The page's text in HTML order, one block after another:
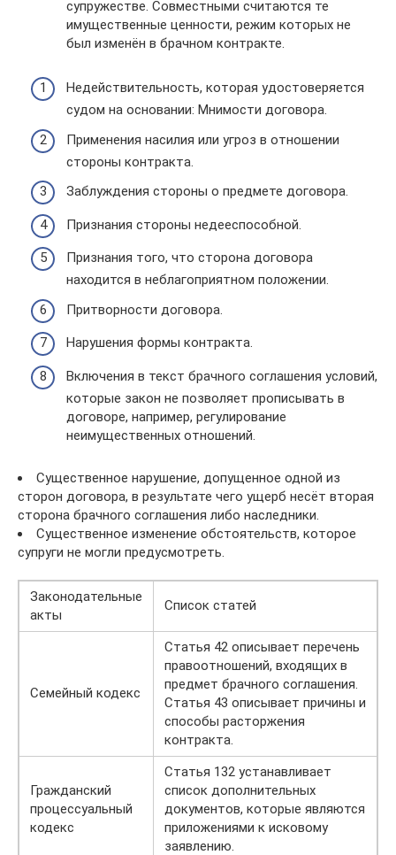
супружестве. Совместными считаются те
имущественные ценности, режим которых не
был изменён в брачном контракте.
Недействительность, которая удостоверяется
судом на основании: Мнимости договора.
Применения насилия или угроз в отношении
стороны контракта.
Заблуждения стороны о предмете договора.
Признания стороны недееспособной.
Признания того, что сторона договора
находится в неблагоприятном положении.
Притворности договора.
Нарушения формы контракта.
Включения в текст брачного соглашения условий,
которые закон не позволяет прописывать в
договоре, например, регулирование
неимущественных отношений.
Существенное нарушение, допущенное одной из
сторон договора, в результате чего ущерб несёт вторая
сторона брачного соглашения либо наследники.
Существенное изменение обстоятельств, которое
супруги не могли предусмотреть.
Законодательные
акты
Список статей
Семейный кодекс
Статья 42 описывает перечень
правоотношений, входящих в
предмет брачного соглашения.
Статья 43 описывает причины и
способы расторжения
контракта.
Гражданский
процессуальный
кодекс
Статья 132 устанавливает
список дополнительных
документов, которые являются
приложениями к исковому
заявлению.